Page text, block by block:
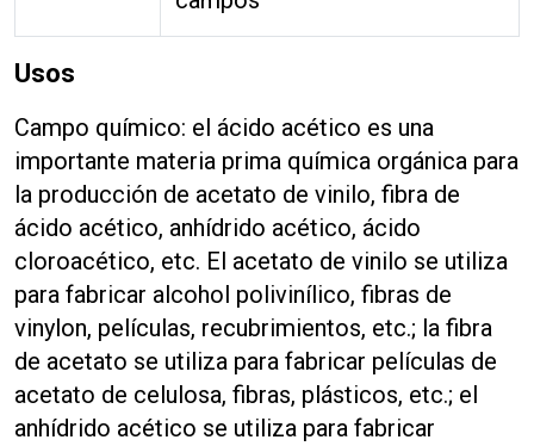
Usos
Campo químico: el ácido acético es una
importante materia prima química orgánica para
la producción de acetato de vinilo, fibra de
ácido acético, anhídrido acético, ácido
cloroacético, etc. El acetato de vinilo se utiliza
para fabricar alcohol polivinílico, fibras de
vinylon, películas, recubrimientos, etc.; la fibra
de acetato se utiliza para fabricar películas de
acetato de celulosa, fibras, plásticos, etc.; el
anhídrido acético se utiliza para fabricar